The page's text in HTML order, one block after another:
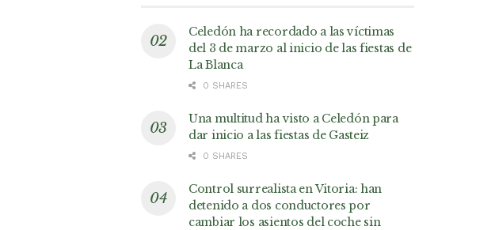
Celedón ha recordado a las víctimas
del 3 de marzo al inicio de las fiestas de
La Blanca
0 SHARES
Una multitud ha visto a Celedón para
dar inicio a las fiestas de Gasteiz
0 SHARES
Control surrealista en Vitoria: han
detenido a dos conductores por
cambiar los asientos del coche sin